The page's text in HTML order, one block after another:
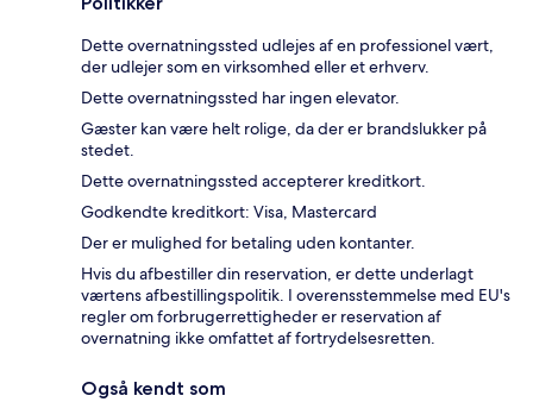
Dette overnatningssted udlejes af en professionel vært,
der udlejer som en virksomhed eller et erhverv.
Dette overnatningssted har ingen elevator.
Gæster kan være helt rolige, da der er brandslukker på
stedet.
Dette overnatningssted accepterer kreditkort.
Godkendte kreditkort: Visa, Mastercard
Der er mulighed for betaling uden kontanter.
Hvis du afbestiller din reservation, er dette underlagt
værtens afbestillingspolitik. I overensstemmelse med EU's
regler om forbrugerrettigheder er reservation af
overnatning ikke omfattet af fortrydelsesretten.
Også kendt som